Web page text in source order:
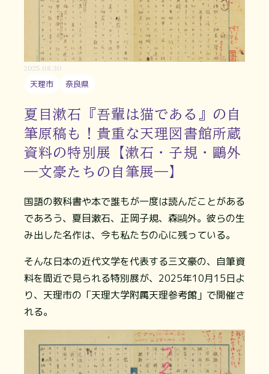
2025.08.30
天理市 奈良県
夏目漱石『吾輩は猫である』の自
筆原稿も！貴重な天理図書館所蔵
資料の特別展【漱石・子規・鷗外
―文豪たちの自筆展―】
国語の教科書や本で誰もが一度は読んだことがある
であろう、夏目漱石、正岡子規、森鷗外。彼らの生
み出した名作は、今も私たちの心に残っている。
そんな日本の近代文学を代表する三文豪の、自筆資
料を間近で見られる特別展が、2025年10月15日よ
り、天理市の「天理大学附属天理参考館」で開催さ
れる。